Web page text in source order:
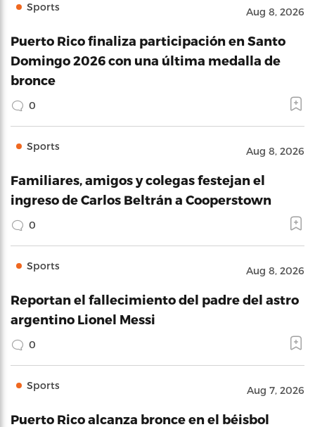
Sports Aug 8, 2026
Puerto Rico finaliza participación en Santo
Domingo 2026 con una última medalla de
bronce
0
Sports Aug 8, 2026
Familiares, amigos y colegas festejan el
ingreso de Carlos Beltrán a Cooperstown
0
Sports Aug 8, 2026
Reportan el fallecimiento del padre del astro
argentino Lionel Messi
0
Sports Aug 7, 2026
Puerto Rico alcanza bronce en el béisbol